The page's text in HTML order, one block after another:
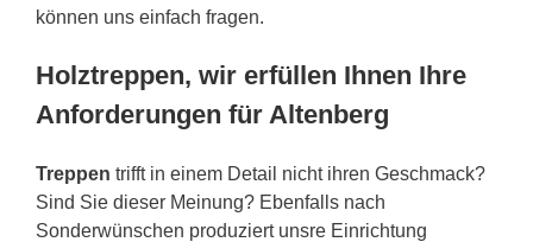
können uns einfach fragen.
Holztreppen, wir erfüllen Ihnen Ihre
Anforderungen für Altenberg
Treppen trifft in einem Detail nicht ihren Geschmack?
Sind Sie dieser Meinung? Ebenfalls nach
Sonderwünschen produziert unsre Einrichtung